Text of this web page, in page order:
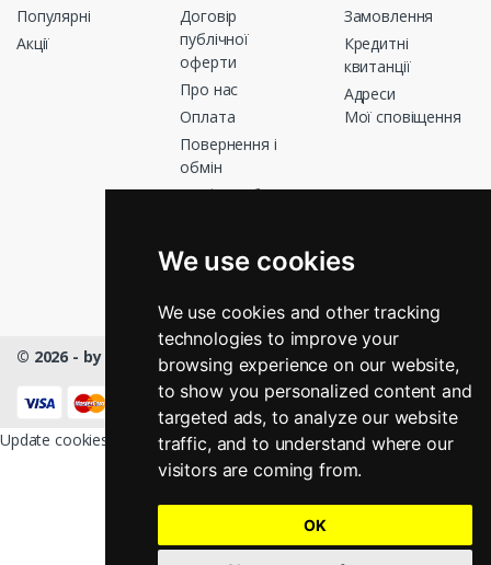
We use cookies
We use cookies and other tracking
technologies to improve your
browsing experience on our website,
to show you personalized content and
targeted ads, to analyze our website
traffic, and to understand where our
visitors are coming from.
OK
Популярні
Акції
Договір
публічної
оферти
Про нас
Оплата
Повернення і
обмін
Графік роботи
Магазини
Замовлення
Кредитні
квитанції
Адреси
Мої сповіщення
© 2026 - by Masmart™ - All rights Reserved
Update cookies preferences
ЗВ'ЯЗКУ